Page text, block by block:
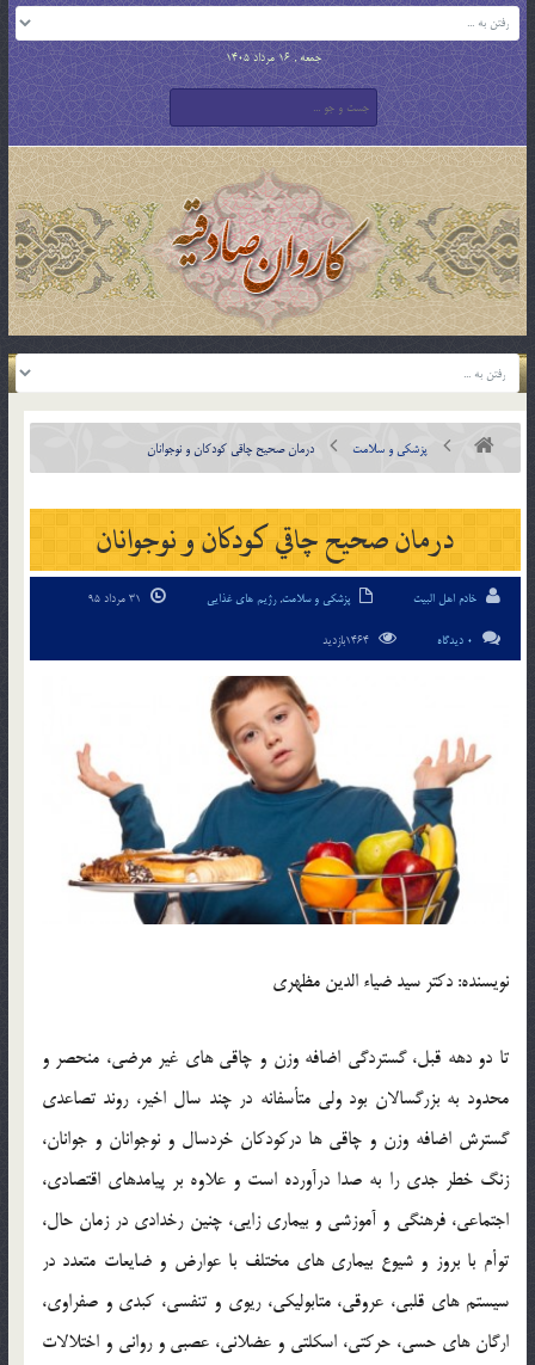
جمعه , 16 مرداد 1405
پزشکی و سلامت درمان صحيح چاقي کودکان و نوجوانان
درمان صحيح چاقي کودکان و نوجوانان
خادم اهل البیت پزشکی و سلامت,رژیم های غذایی
0 دیدگاه
نويسنده: دکتر سيد ضياء الدين مظهري
تا دو دهه قبل، گستردگي اضافه وزن و چاقي هاي غير مرضي، منحصر و
محدود به بزرگسالان بود ولي متأسفانه در چند سال اخير، روند تصاعدي
گسترش اضافه وزن و چاقي ها درکودکان خردسال و نوجوانان و جوانان،
زنگ خطر جدي را به صدا درآورده است و علاوه بر پيامدهاي اقتصادي،
اجتماعي، فرهنگي و آموزشي و بيماري زايي، چنين رخدادي در زمان حال،
توأم با بروز و شيوع بيماري هاي مختلف با عوارض و ضايعات متعدد در
سيستم هاي قلبي، عروقي، متابوليکي، ريوي و تنفسي، کبدي و صفراوي،
ارگان هاي حسي، حرکتي، اسکلتي و عضلاني، عصبي و رواني و اختلالات